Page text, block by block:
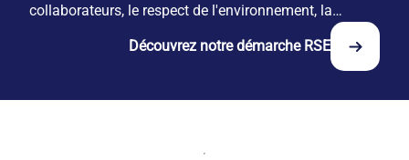
collaborateurs, le respect de l'environnement, la
responsabilité économique, l'engagement territorial et
l'engagement social.Découvrez notre démarche RSE